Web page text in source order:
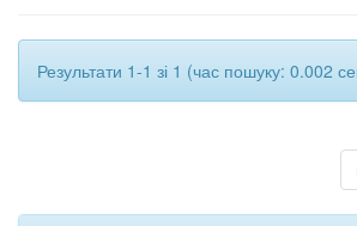
Результати 1-1 зі 1 (час пошуку: 0.002